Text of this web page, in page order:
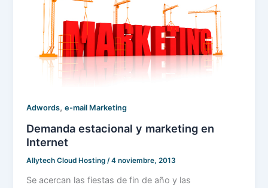
Adwords,e-mail Marketing
Demanda estacional y marketing en
Internet
Allytech Cloud Hosting /4 noviembre, 2013
Se acercan las fiestas de fin de año y las